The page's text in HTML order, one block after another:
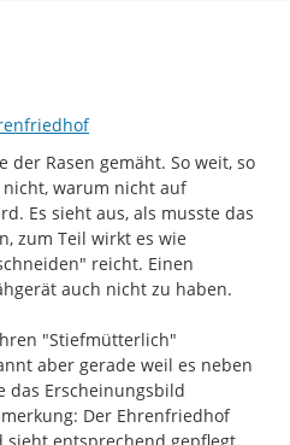
Rasen gemäht. So weit, so
nicht, warum nicht auf
Es sieht aus, als musste das
zum Teil wirkt es wie
reicht. Einen
auch nicht zu haben.
"Stiefmütterlich"
aber gerade weil es neben
das Erscheinungsbild
Der Ehrenfriedhof